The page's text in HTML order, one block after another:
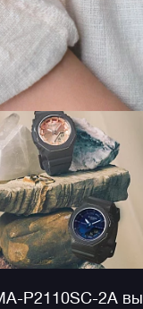
P2110SC-2A вы